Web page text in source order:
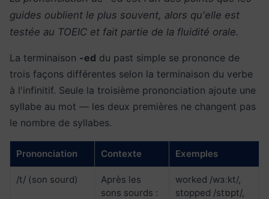
guides oublient le plus souvent, alors qu'elle est
testée au TOEIC et fait partie de la fluidité orale.
La terminaison -ed du past simple se prononce de
trois façons différentes selon la terminaison du verbe
à l'infinitif. Seule la troisième prononciation ajoute une
syllabe au mot — les deux premières ne changent pas
le nombre de syllabes.
Prononciation Contexte Exemples
/t/ (son sourd)
Après les
sons sourds :
worked /wɜːkt/,
stopped /stɒpt/,